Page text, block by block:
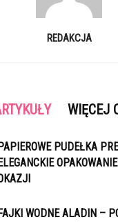
REDAKCJA
WIĘCEJ
PUDEŁKA
WODNE ALADIN –